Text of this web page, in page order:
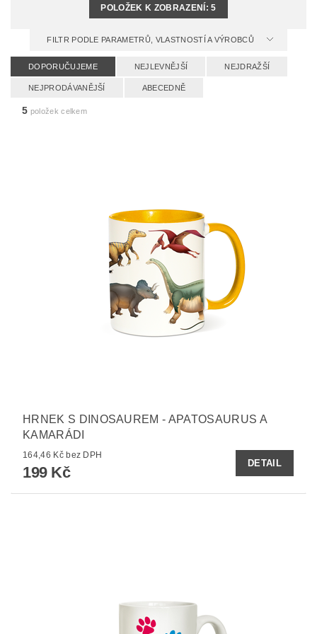
POLOŽEK K ZOBRAZENÍ:5
FILTR PODLE PARAMETRŮ, VLASTNOSTÍ A VÝROBCŮ
DOPORUČUJEME NEJLEVNĚJŠÍ NEJDRAŽŠÍ
NEJPRODÁVANĚJŠÍ ABECEDNĚ
5 položek celkem
HRNEK S DINOSAUREM - APATOSAURUS A
KAMARÁDI
164,46 Kč bez DPH
199 Kč
DETAIL